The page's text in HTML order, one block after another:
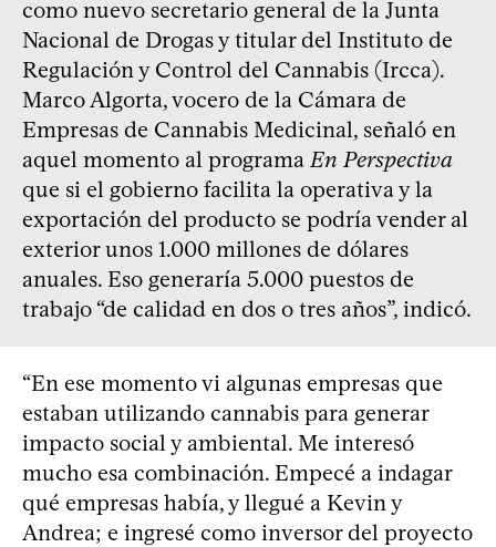
como nuevo secretario general de la Junta
Nacional de Drogas y titular del Instituto de
Regulación y Control del Cannabis (Ircca).
Marco Algorta, vocero de la Cámara de
Empresas de Cannabis Medicinal, señaló en
aquel momento al programa En Perspectiva
que si el gobierno facilita la operativa y la
exportación del producto se podría vender al
exterior unos 1.000 millones de dólares
anuales. Eso generaría 5.000 puestos de
trabajo “de calidad en dos o tres años”, indicó.
“En ese momento vi algunas empresas que
estaban utilizando cannabis para generar
impacto social y ambiental. Me interesó
mucho esa combinación. Empecé a indagar
qué empresas había, y llegué a Kevin y
Andrea; e ingresé como inversor del proyecto